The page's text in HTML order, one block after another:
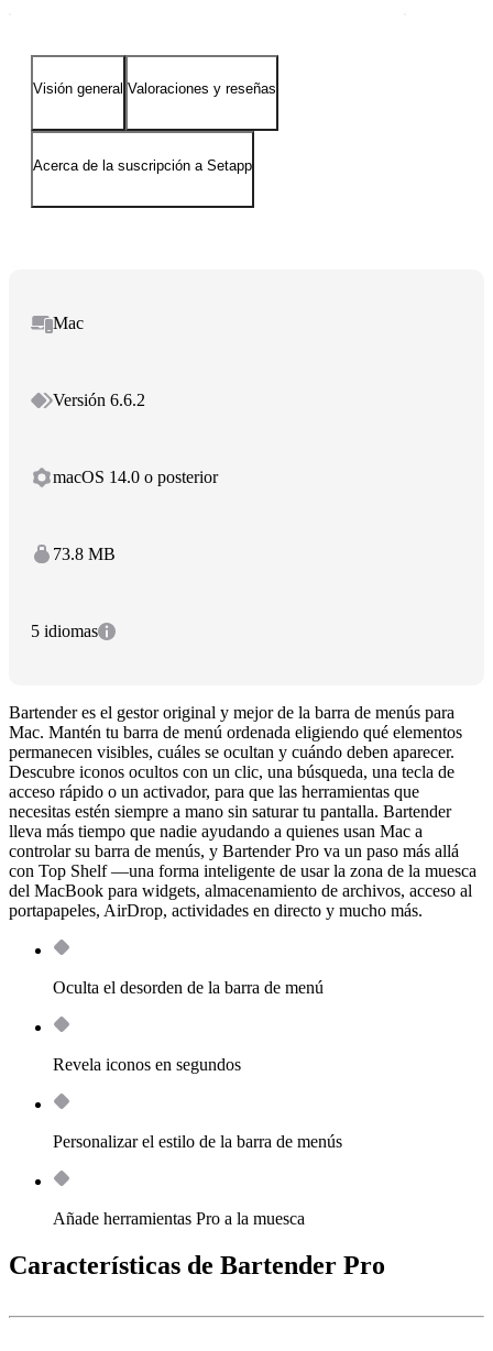
Visión general Valoraciones y reseñas
Acerca de la suscripción a Setapp
Mac
Versión 6.6.2
macOS 14.0 o posterior
73.8 MB
5 idiomas
Bartender es el gestor original y mejor de la barra de menús para
Mac. Mantén tu barra de menú ordenada eligiendo qué elementos
permanecen visibles, cuáles se ocultan y cuándo deben aparecer.
Descubre iconos ocultos con un clic, una búsqueda, una tecla de
acceso rápido o un activador, para que las herramientas que
necesitas estén siempre a mano sin saturar tu pantalla. Bartender
lleva más tiempo que nadie ayudando a quienes usan Mac a
controlar su barra de menús, y Bartender Pro va un paso más allá
con Top Shelf —una forma inteligente de usar la zona de la muesca
del MacBook para widgets, almacenamiento de archivos, acceso al
portapapeles, AirDrop, actividades en directo y mucho más.
Oculta el desorden de la barra de menú
Revela iconos en segundos
Personalizar el estilo de la barra de menús
Añade herramientas Pro a la muesca
Características de Bartender Pro